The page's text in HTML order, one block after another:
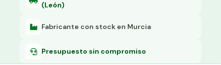
(León)
Fabricante con stock en Murcia
Presupuesto sin compromiso